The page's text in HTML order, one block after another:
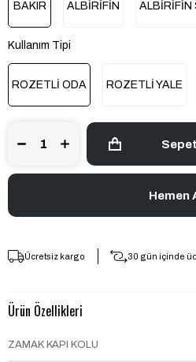
BAKIR ALBİRİFİN ALBİRİFİN
Kullanım Tipi
ROZETLİ ODA ROZETLİ YALE
Ücretsiz kargo 30 gün içinde
Ürün Özellikleri
ZAMAK KAPI KOLU